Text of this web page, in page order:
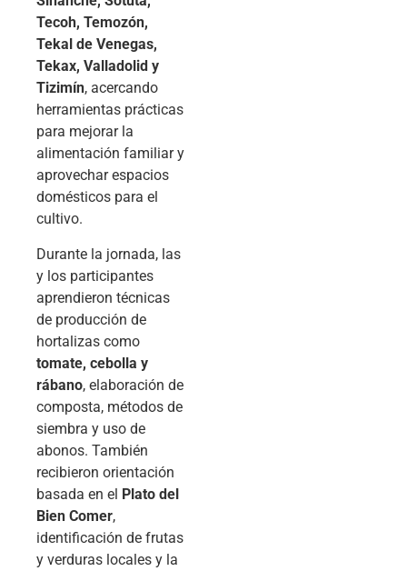
Tecoh, Temozón,
Tekal de Venegas,
Tekax, Valladolid y
Tizimín, acercando
herramientas prácticas
para mejorar la
alimentación familiar y
aprovechar espacios
domésticos para el
cultivo.
Durante la jornada, las
y los participantes
aprendieron técnicas
de producción de
hortalizas como
tomate, cebolla y
rábano, elaboración de
composta, métodos de
siembra y uso de
abonos. También
recibieron orientación
basada en el Plato del
Bien Comer,
identificación de frutas
y verduras locales y la